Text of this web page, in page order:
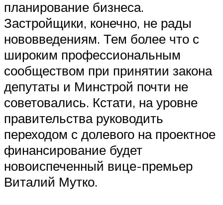
планирование бизнеса.
Застройщики, конечно, не рады
нововведениям. Тем более что с
широким профессиональным
сообществом при принятии закона
депутаты и Минстрой почти не
советовались. Кстати, на уровне
правительства руководить
переходом с долевого на проектное
финансирование будет
новоиспеченный вице-премьер
Виталий Мутко.